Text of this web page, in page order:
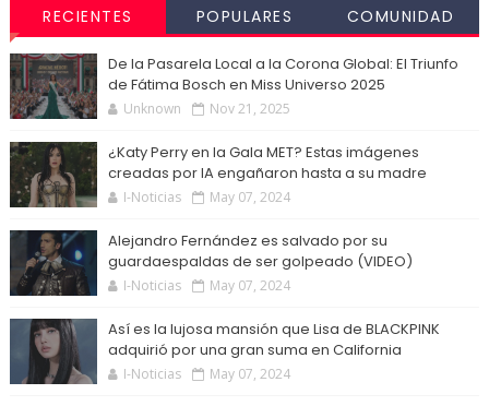
RECIENTES POPULARES COMUNIDAD
De la Pasarela Local a la Corona Global: El Triunfo
de Fátima Bosch en Miss Universo 2025
Unknown Nov 21, 2025
¿Katy Perry en la Gala MET? Estas imágenes
creadas por IA engañaron hasta a su madre
I-Noticias May 07, 2024
Alejandro Fernández es salvado por su
guardaespaldas de ser golpeado (VIDEO)
I-Noticias May 07, 2024
Así es la lujosa mansión que Lisa de BLACKPINK
adquirió por una gran suma en California
I-Noticias May 07, 2024